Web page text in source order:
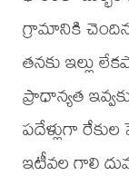
గ్రామానికి
తనకు ఇల్లు
ప్రాధాన్యత
పదేళ్లుగా రేకుల
ఇటీవల గాలి